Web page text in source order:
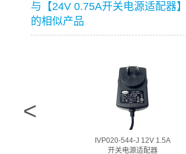
与【24V 0.75A开关电源适配器
的相似产品
IVP020-544-J 12V 1.5A
开关电源适配器